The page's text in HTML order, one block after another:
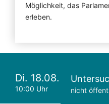
Möglichkeit, das
erleben.
Di. 18.08.
10:00 Uhr nicht